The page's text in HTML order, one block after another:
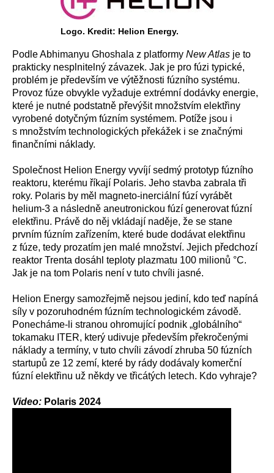
Logo. Kredit: Helion Energy.
Podle Abhimanyu Ghoshala z platformy New Atlas je to
prakticky nesplnitelný závazek. Jak je pro fúzi typické,
problém je především ve výtěžnosti fúzního systému.
Provoz fúze obvykle vyžaduje extrémní dodávky energie,
které je nutné podstatně převýšit množstvím elektřiny
vyrobené dotyčným fúzním systémem. Potíže jsou i
s množstvím technologických překážek i se značnými
finančními náklady.
Společnost Helion Energy vyvíjí sedmý prototyp fúzního
reaktoru, kterému říkají Polaris. Jeho stavba zabrala tři
roky. Polaris by měl magneto-inerciální fúzí vyrábět
helium-3 a následně aneutronickou fúzí generovat fúzní
elektřinu. Právě do něj vkládají naděje, že se stane
prvním fúzním zařízením, které bude dodávat elektřinu
z fúze, tedy prozatím jen malé množství. Jejich předchozí
reaktor Trenta dosáhl teploty plazmatu 100 milionů °C.
Jak je na tom Polaris není v tuto chvíli jasné.
Helion Energy samozřejmě nejsou jediní, kdo teď napíná
síly v pozoruhodném fúzním technologickém závodě.
Ponecháme-li stranou ohromující podnik „globálního“
tokamaku ITER, který udivuje především překročenými
náklady a termíny, v tuto chvíli závodí zhruba 50 fúzních
startupů ze 12 zemí, které by rády dodávaly komerční
fúzní elektřinu už někdy ve třicátých letech. Kdo vyhraje?
Video: Polaris 2024